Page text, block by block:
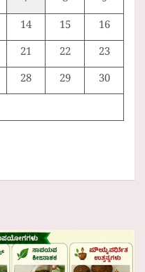
14 15
16
21 22
23
28 29
30